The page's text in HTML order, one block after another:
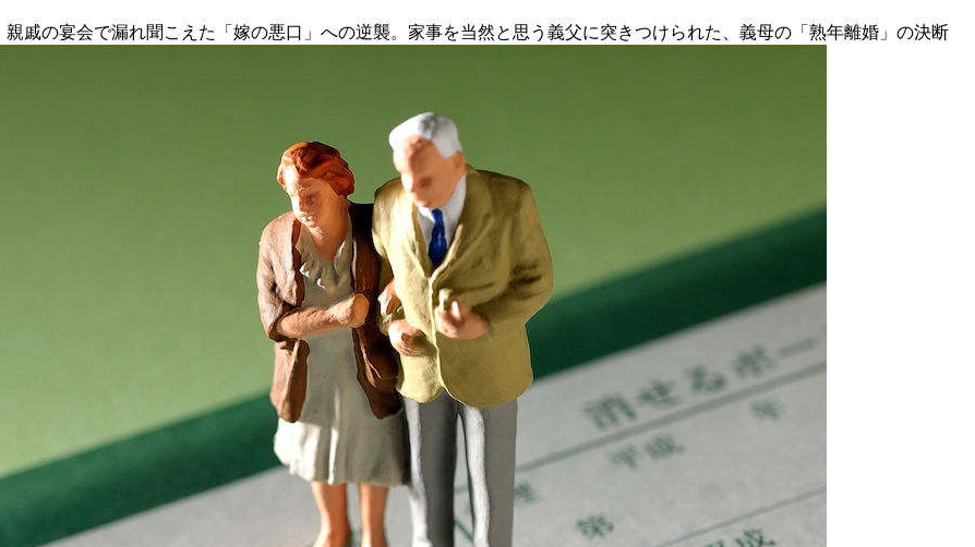
戚の宴会で漏れ聞こえた「嫁の悪口」への逆襲。家事を当然と思う義父に突きつけられた、義母の「熟年離婚」の決断